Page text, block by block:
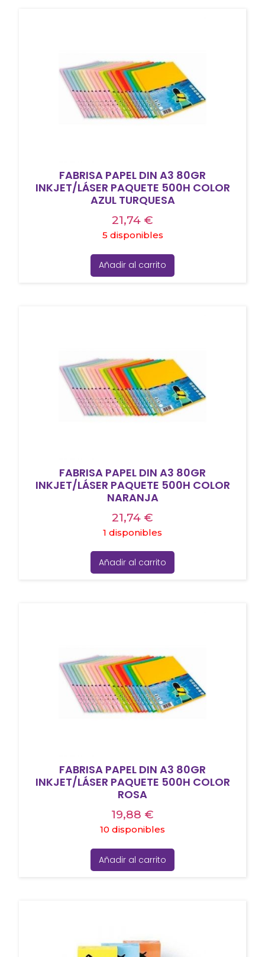
FABRISA PAPEL DIN A3 80GR
INKJET/LÁSER PAQUETE 500H COLOR
AZUL TURQUESA
21,74 €
5 disponibles
Añadir al carrito
FABRISA PAPEL DIN A3 80GR
INKJET/LÁSER PAQUETE 500H COLOR
NARANJA
21,74 €
1 disponibles
Añadir al carrito
FABRISA PAPEL DIN A3 80GR
INKJET/LÁSER PAQUETE 500H COLOR
ROSA
19,88 €
10 disponibles
Añadir al carrito